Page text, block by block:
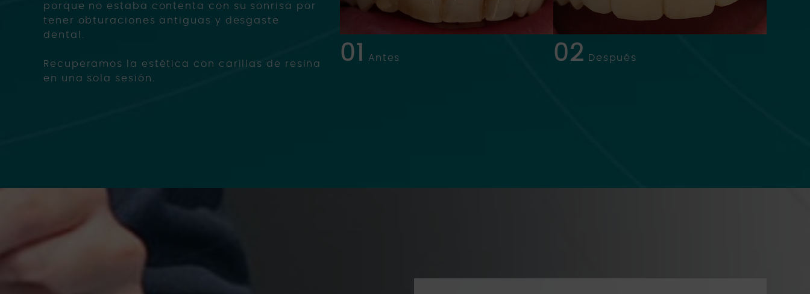
porque no estaba contenta con su sonrisa por
tener obturaciones antiguas y desgaste
dental.
Recuperamos la estética con carillas de resina
en una sola sesión.
01 Antes 02 Después